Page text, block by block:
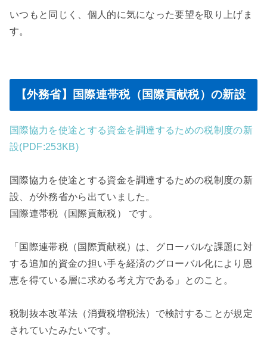
いつもと同じく、個人的に気になった要望を取り上げま
す。
【外務省】国際連帯税（国際貢献税）の新設
国際協力を使途とする資金を調達するための税制度の新
設(PDF:253KB)
国際協力を使途とする資金を調達するための税制度の新
設、が外務省から出ていました。
国際連帯税（国際貢献税） です。
「国際連帯税（国際貢献税）は、グローバルな課題に対
する追加的資金の担い手を経済のグローバル化により恩
恵を得ている層に求める考え方である」とのこと。
税制抜本改革法（消費税増税法）で検討することが規定
されていたみたいです。